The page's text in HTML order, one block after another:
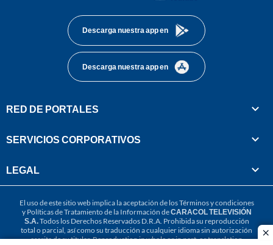
Descarga nuestra app en
Descarga nuestra app en
RED DE PORTALES
SERVICIOS CORPORATIVOS
LEGAL
El uso de este sitio web implica la aceptación de losTérminos y condiciones
y Políticas de Tratamiento de la Información deCARACOL TELEVISIÓN
S.A.Todos los Derechos Reservados D.R.A. Prohibida su reproducción
total o parcial, así como su traducción a cualquier idioma sin autorización
escrita de su titular. Reproduction in whole or in part, or translation